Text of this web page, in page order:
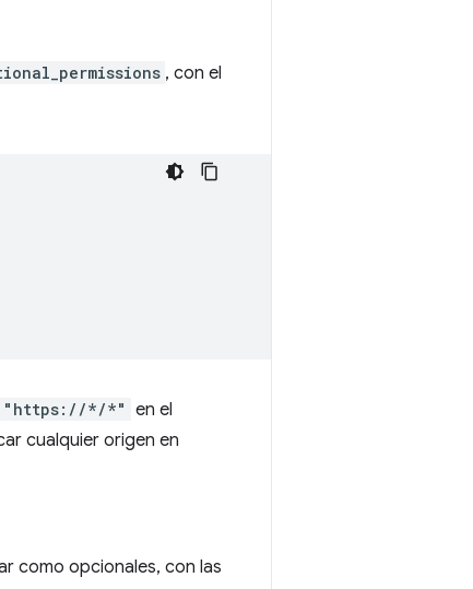
, con el
"https://*/*" en el
cualquier origen en
como opcionales, con las